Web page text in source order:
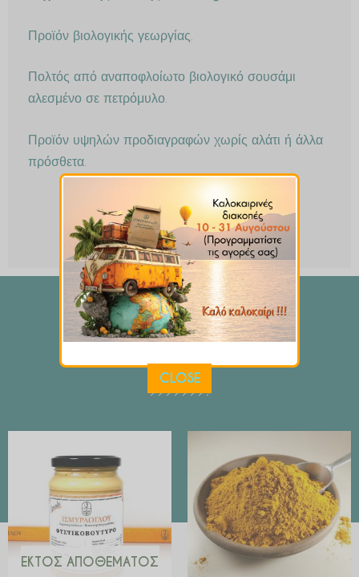
Προϊόν βιολογικής γεωργίας.
Πολτός από αναποφλοίωτο βιολογικό σουσάμι
αλεσμένο σε πετρόμυλο.
Προϊόν υψηλών προδιαγραφών χωρίς αλάτι ή άλλα
πρόσθετα.
ΙΣΩΣ ΣΑΣ ΑΡΕΣΟΥΝ
ΕΚΤΌΣ ΑΠΟΘΈΜΑΤΟΣ
range:
€ 2.99
through
€ 29.90
CLOSE